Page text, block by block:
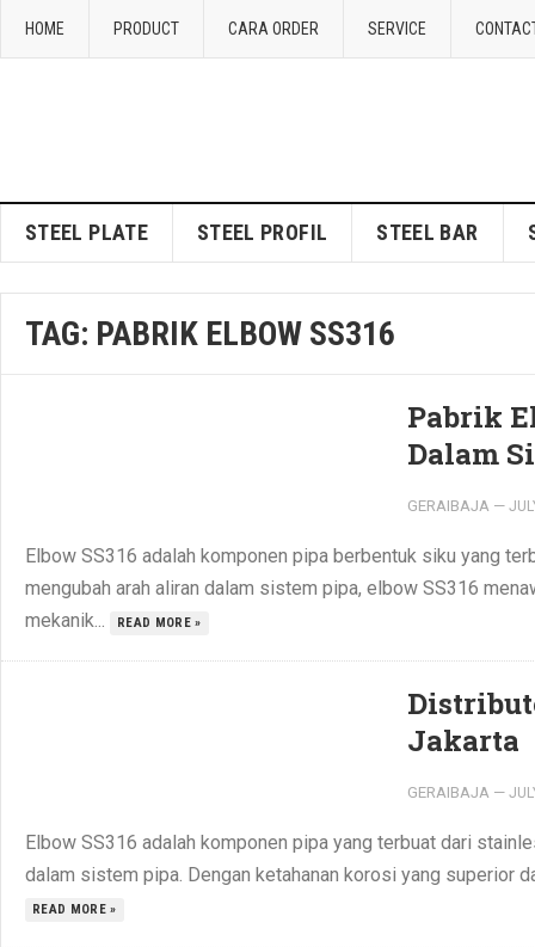
HOME PRODUCT CARA ORDER SERVICE
STEEL PLATE STEEL PROFIL STEEL BAR
TAG: PABRIK ELBOW SS316
Pabrik
Dalam
GERAIBAJA —
Elbow SS316 adalah komponen pipa berbentuk siku yang
mengubah arah aliran dalam sistem pipa, elbow SS316
mekanik...
READ MORE »
Jakarta
GERAIBAJA —
Elbow SS316 adalah komponen pipa yang terbuat dari
dalam sistem pipa. Dengan ketahanan korosi yang superior
READ MORE »